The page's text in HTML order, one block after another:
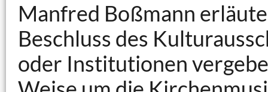
Manfred Boßmann
Beschluss des
oder Institutionen